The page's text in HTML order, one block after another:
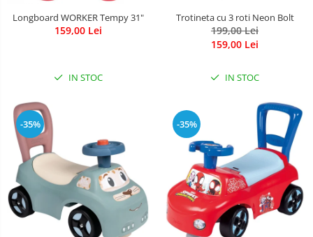
Longboard WORKER Tempy 31"
159,00 Lei
IN STOC
Trotineta cu 3 roti Neon Bolt
199,00 Lei
159,00 Lei
IN STOC
-35% -35%